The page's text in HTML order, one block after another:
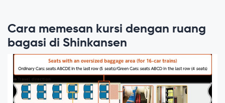
Cara memesan kursi dengan ruang
bagasi di Shinkansen